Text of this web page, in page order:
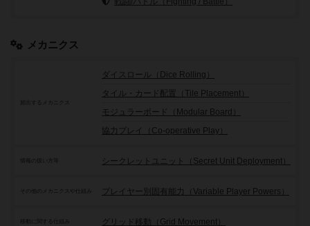
メカニクス
頻出するメカニクス
ダイスロール（Dice Rolling）
タイル・カード配置（Tile Placement）
モジュラーボード（Modular Board）
協力プレイ（Co-operative Play）
シークレットユニット（Secret Unit Deployment）
その他のメカニクスや仕組み プレイヤー別固有能力（Variable Player Powers）
移動に関する仕組み グリッド移動（Grid Movement）